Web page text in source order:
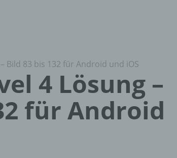
Bild 83 bis 132 für Android und iOS
4 Lösung –
für Android